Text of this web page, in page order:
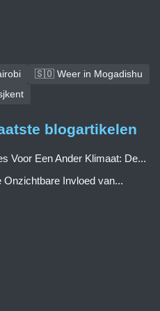
🇸🇴 Weer in Mogadishu
blogartikelen
Voor Een Ander Klimaat: De...
Onzichtbare Invloed van...